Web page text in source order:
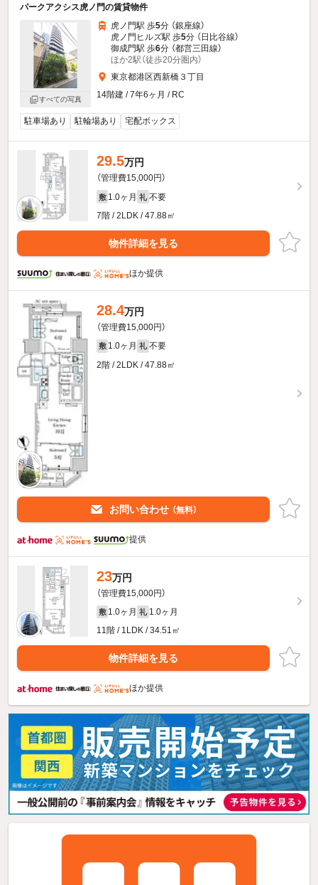
パークアクシス虎ノ門の賃貸物件
すべての写真
虎ノ門駅 歩5分 （銀座線）
虎ノ門ヒルズ駅 歩5分 （日比谷線）
御成門駅 歩6分 （都営三田線）
ほか2駅（徒歩20分圏内）
東京都港区西新橋３丁目
14階建 / 7年6ヶ月 / RC
駐車場あり 駐輪場あり 宅配ボックス
29.5万円
（管理費15,000円）
敷 1.0ヶ月 礼 不要
7階 / 2LDK / 47.88㎡
物件詳細を見る
ほか提供
28.4万円
（管理費15,000円）
敷 1.0ヶ月 礼 不要
2階 / 2LDK / 47.88㎡
お問い合わせ （無料）
提供
23万円
（管理費15,000円）
敷 1.0ヶ月 礼 1.0ヶ月
11階 / 1LDK / 34.51㎡
物件詳細を見る
ほか提供